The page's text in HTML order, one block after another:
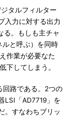
タルフィルター
入力に対する出力
る。もしも主チャ
ルと呼ぶ）を同時
作業が必要なた
下してしまう。
回路である。2つの
LSI「AD7719」を
。すなわちブリッ